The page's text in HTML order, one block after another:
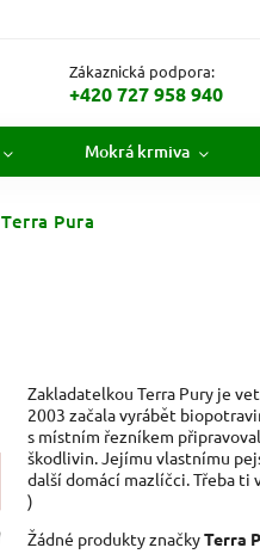
Zákaznická podpora:
+420 727 958 940
Mokrá krmiva
Terra Pura
Zakladatelkou Terra Pury je
2003 začala vyrábět
s místním řezníkem
škodlivin. Jejímu vlastnímu
další domácí mazlíčci. Třeba ti
)
Žádné produkty značkyTerra